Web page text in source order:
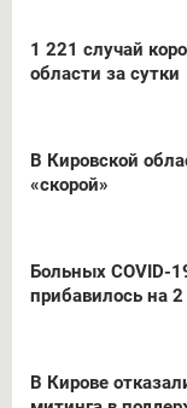
1 221 случай
области за сутки
В Кировской
«скорой»
Больных COVID-
прибавилось на
В Кирове